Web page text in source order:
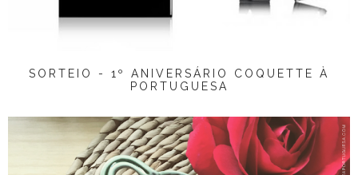
SORTEIO - 1º ANIVERSÁRIO COQUETTE À
PORTUGUESA